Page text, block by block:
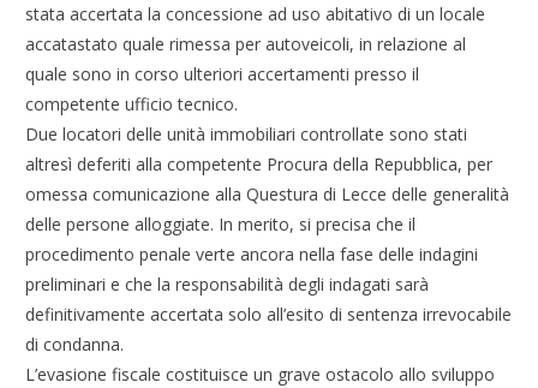
stata accertata la concessione ad uso abitativo di un locale
accatastato quale rimessa per autoveicoli, in relazione al
quale sono in corso ulteriori accertamenti presso il
competente ufficio tecnico.
Due locatori delle unità immobiliari controllate sono stati
altresì deferiti alla competente Procura della Repubblica, per
omessa comunicazione alla Questura di Lecce delle generalità
delle persone alloggiate. In merito, si precisa che il
procedimento penale verte ancora nella fase delle indagini
preliminari e che la responsabilità degli indagati sarà
definitivamente accertata solo all’esito di sentenza irrevocabile
di condanna.
L’evasione fiscale costituisce un grave ostacolo allo sviluppo